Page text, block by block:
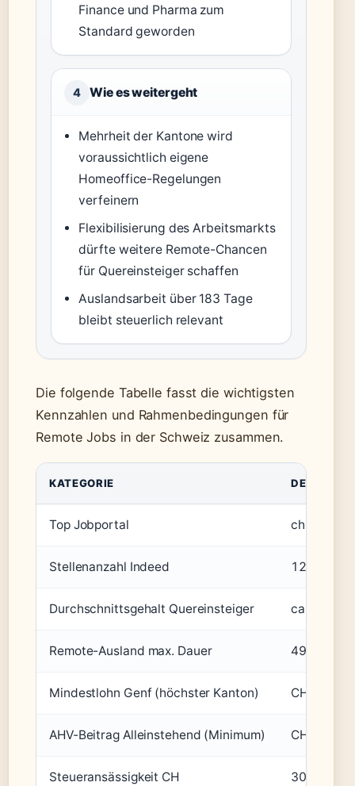
Finance und Pharma zum
Standard geworden
4 Wie es weitergeht
Mehrheit der Kantone wird
voraussichtlich eigene
Homeoffice-Regelungen
verfeinern
Flexibilisierung des Arbeitsmarkts
dürfte weitere Remote-Chancen
für Quereinsteiger schaffen
Auslandsarbeit über 183 Tage
bleibt steuerlich relevant
Die folgende Tabelle fasst die wichtigsten
Kennzahlen und Rahmenbedingungen für
Remote Jobs in der Schweiz zusammen.
KATEGORIE DETAILS
Top Jobportal
Stellenanzahl Indeed 12’124
Durchschnittsgehalt Quereinsteiger ca. 4’000
Remote-Ausland max. Dauer 49,9%
Mindestlohn Genf (höchster Kanton) CHF
AHV-Beitrag Alleinstehend (Minimum) CHF
Steueransässigkeit CH 30 Tage